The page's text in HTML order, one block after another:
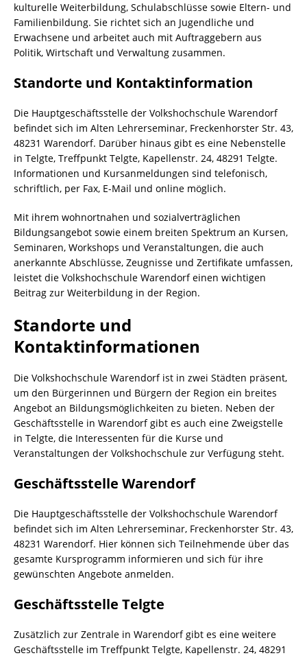
kulturelle Weiterbildung, Schulabschlüsse sowie Eltern- und
Familienbildung. Sie richtet sich an Jugendliche und
Erwachsene und arbeitet auch mit Auftraggebern aus
Politik, Wirtschaft und Verwaltung zusammen.
Standorte und Kontaktinformation
Die Hauptgeschäftsstelle der Volkshochschule Warendorf
befindet sich im Alten Lehrerseminar, Freckenhorster Str. 43,
48231 Warendorf. Darüber hinaus gibt es eine Nebenstelle
in Telgte, Treffpunkt Telgte, Kapellenstr. 24, 48291 Telgte.
Informationen und Kursanmeldungen sind telefonisch,
schriftlich, per Fax, E-Mail und online möglich.
Mit ihrem wohnortnahen und sozialverträglichen
Bildungsangebot sowie einem breiten Spektrum an Kursen,
Seminaren, Workshops und Veranstaltungen, die auch
anerkannte Abschlüsse, Zeugnisse und Zertifikate umfassen,
leistet die Volkshochschule Warendorf einen wichtigen
Beitrag zur Weiterbildung in der Region.
Standorte und
Kontaktinformationen
Die Volkshochschule Warendorf ist in zwei Städten präsent,
um den Bürgerinnen und Bürgern der Region ein breites
Angebot an Bildungsmöglichkeiten zu bieten. Neben der
Geschäftsstelle in Warendorf gibt es auch eine Zweigstelle
in Telgte, die Interessenten für die Kurse und
Veranstaltungen der Volkshochschule zur Verfügung steht.
Geschäftsstelle Warendorf
Die Hauptgeschäftsstelle der Volkshochschule Warendorf
befindet sich im Alten Lehrerseminar, Freckenhorster Str. 43,
48231 Warendorf. Hier können sich Teilnehmende über das
gesamte Kursprogramm informieren und sich für ihre
gewünschten Angebote anmelden.
Geschäftsstelle Telgte
Zusätzlich zur Zentrale in Warendorf gibt es eine weitere
Geschäftsstelle im Treffpunkt Telgte, Kapellenstr. 24, 48291